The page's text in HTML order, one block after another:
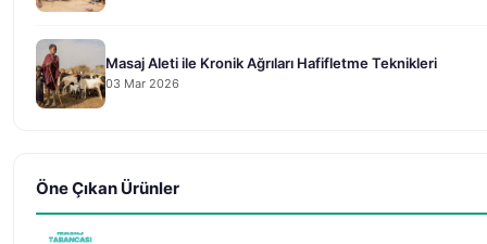
Masaj Aleti ile Kronik Ağrıları Hafifletme Teknikleri
03 Mar 2026
Öne Çıkan Ürünler